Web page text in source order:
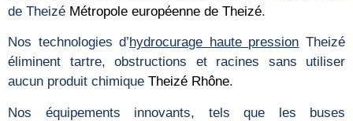
de Theizé Métropole européenne de Theizé.
Nos technologies d’hydrocurage haute pression Theizé
éliminent tartre, obstructions et racines sans utiliser
aucun produit chimique Theizé Rhône.
Nos équipements innovants, tels que les buses